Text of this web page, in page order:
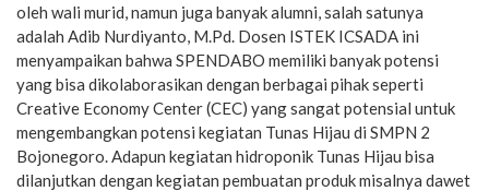
oleh wali murid, namun juga banyak alumni, salah satunya
adalah Adib Nurdiyanto, M.Pd. Dosen ISTEK ICSADA ini
menyampaikan bahwa SPENDABO memiliki banyak potensi
yang bisa dikolaborasikan dengan berbagai pihak seperti
Creative Economy Center (CEC) yang sangat potensial untuk
mengembangkan potensi kegiatan Tunas Hijau di SMPN 2
Bojonegoro. Adapun kegiatan hidroponik Tunas Hijau bisa
dilanjutkan dengan kegiatan pembuatan produk misalnya dawet